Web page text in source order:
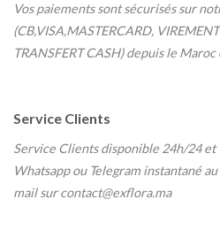
Vos paiements sont sécurisés sur
(CB,VISA,MASTERCARD,
TRANSFERT CASH) depuis le
Service Clients
Service Clients disponible 24h/24 et
Whatsapp ou Telegram instantané au
mail sur contact@exflora.ma